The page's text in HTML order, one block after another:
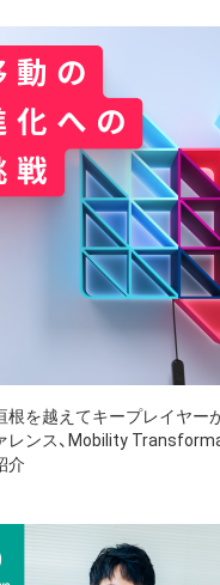
根を越えてキープレイヤー
レンス、Mobility
介